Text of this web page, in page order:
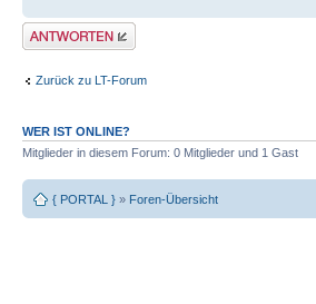
Antwort erstellen
Zurück zu LT-Forum
WER IST ONLINE?
Mitglieder in diesem Forum: 0 Mitglieder und 1 Gast
{ PORTAL } » Foren-Übersicht